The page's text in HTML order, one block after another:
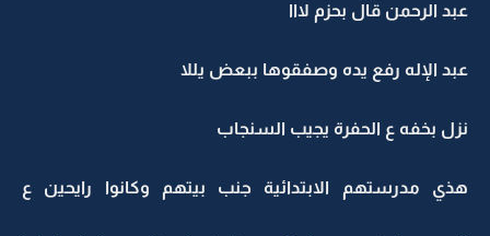
عبد الرحمن قال بحزم لااا
عبد الإله رفع يده وصفقوها ببعض يللا
نزل بخفه ع الحفرة يجيب السنجاب
هذي مدرستهم الابتدائية جنب بيتهم وكانوا رايحين ع